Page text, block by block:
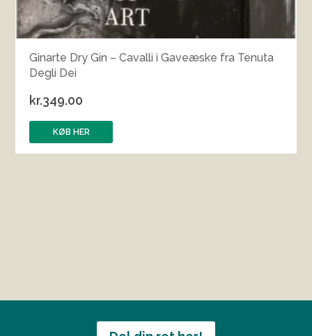
Ginarte Dry Gin – Cavalli i Gaveæske fra Tenuta
Degli Dei
kr.349.00
KØB HER